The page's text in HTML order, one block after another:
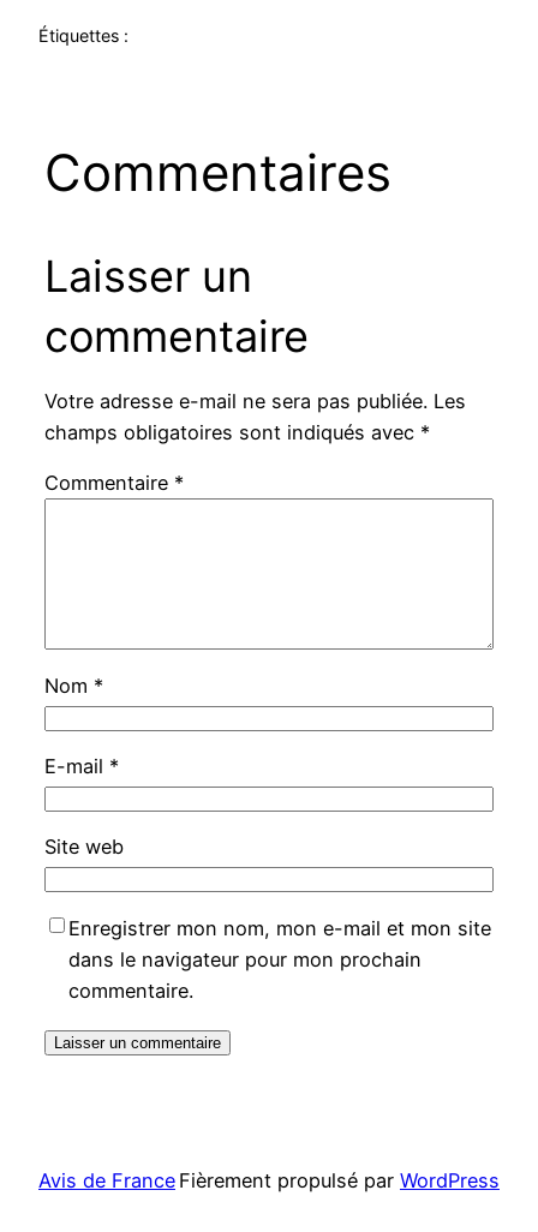
Étiquettes :
Commentaires
Laisser un
commentaire
Votre adresse e-mail ne sera pas publiée. Les
champs obligatoires sont indiqués avec *
Commentaire *
Nom *
E-mail *
Site web
Enregistrer mon nom, mon e-mail et mon site
dans le navigateur pour mon prochain
commentaire.
Avis de France Fièrement propulsé par WordPress